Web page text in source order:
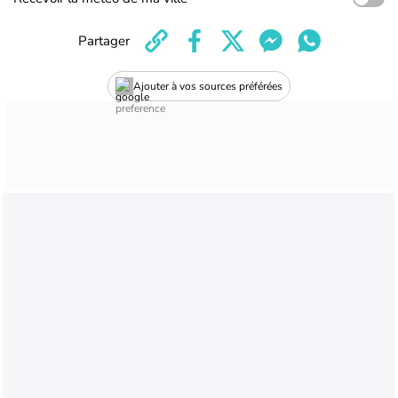
Ajouter à vos sources préférées
Partager